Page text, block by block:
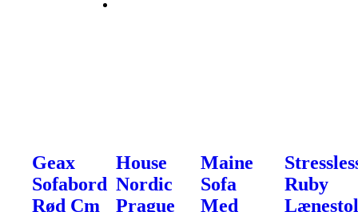
Geax
Sofabord
Rød Cm
House
Nordic
Prague
Maine
Sofa
Med
Ruby